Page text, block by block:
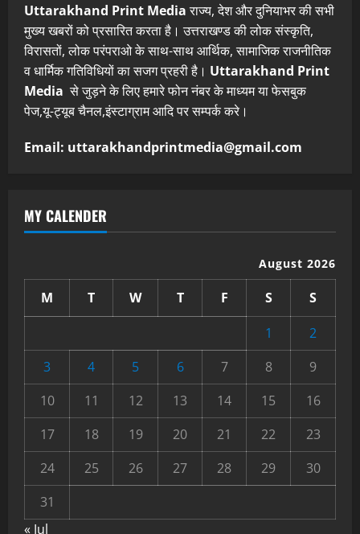
Uttarakhand Print Mediaराज्य, देश और दुनियाभर की सभी
मुख्य खबरों को प्रसारित करता है। उत्तराखण्ड की लोक संस्कृति,
विरासतों, लोक परंपराओ के साथ-साथ आर्थिक, सामाजिक राजनीतिक
व धार्मिक गतिविधियों का सजग प्रहरी है। Uttarakhand Print
Media से जुड़ने के लिए हमारे फोन नंबर के माध्यम या फेसबुक
पेज,यू-ट्यूब चैनल,इंस्टाग्राम आदि पर सम्पर्क करे।
Email: uttarakhandprintmedia@gmail.com
MY CALENDER
August 2026
M T W T F S
S
1
2
3
4 5 6 7 8
9
10
11 12 13 14 15
16
17
18 19 20 21 22
23
24
25 26 27 28 29
30
31
« Jul